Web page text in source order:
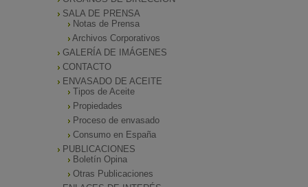
SALA DE PRENSA
Notas de Prensa
Archivos Corporativos
GALERÍA DE IMÁGENES
CONTACTO
ENVASADO DE ACEITE
Tipos de Aceite
Propiedades
Proceso de envasado
Consumo en España
PUBLICACIONES
Boletín Opina
Otras Publicaciones